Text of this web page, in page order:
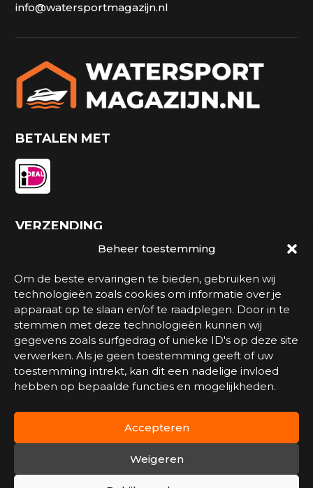
Beheer toestemming
Om de beste ervaringen te bieden, gebruiken wij
technologieën zoals cookies om informatie over je
apparaat op te slaan en/of te raadplegen. Door in te
stemmen met deze technologieën kunnen wij
gegevens zoals surfgedrag of unieke ID's op deze site
verwerken. Als je geen toestemming geeft of uw
toestemming intrekt, kan dit een nadelige invloed
hebben op bepaalde functies en mogelijkheden.
Accepteren
Weigeren
info@watersportmagazijn.nl
BETALEN MET
VERZENDING
Watersportmagazijn.nl is een onderdeel van
© 2026 Watersportmagazijn.nl - Mede mogelijk
gemaakt door
Arimpex B.V.